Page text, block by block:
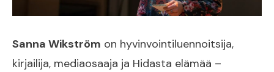
Sanna Wikström on hyvinvointiluennoitsija,
kirjailija, mediaosaaja ja Hidasta elämää –